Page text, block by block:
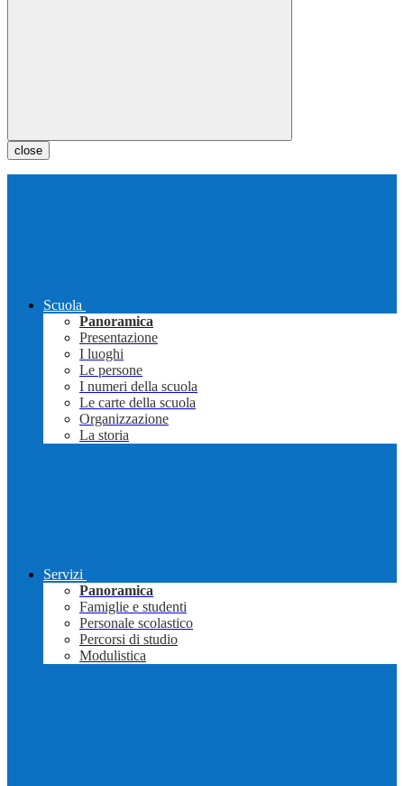
close
Scuola
Panoramica
Presentazione
I luoghi
Le persone
I numeri della scuola
Le carte della scuola
Organizzazione
La storia
Servizi
Panoramica
Famiglie e studenti
Personale scolastico
Percorsi di studio
Modulistica